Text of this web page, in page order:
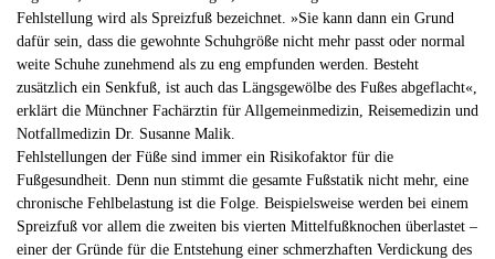
Fehlstellung wird als Spreizfuß bezeichnet. »Sie kann dann ein Grund
dafür sein, dass die gewohnte Schuhgröße nicht mehr passt oder normal
weite Schuhe zunehmend als zu eng empfunden werden. Besteht
zusätzlich ein Senkfuß, ist auch das Längsgewölbe des Fußes abgeflacht«,
erklärt die Münchner Fachärztin für Allgemeinmedizin, Reisemedizin und
Notfallmedizin Dr. Susanne Malik.
Fehlstellungen der Füße sind immer ein Risikofaktor für die
Fußgesundheit. Denn nun stimmt die gesamte Fußstatik nicht mehr, eine
chronische Fehlbelastung ist die Folge. Beispielsweise werden bei einem
Spreizfuß vor allem die zweiten bis vierten Mittelfußknochen überlastet –
einer der Gründe für die Entstehung einer schmerzhaften Verdickung des